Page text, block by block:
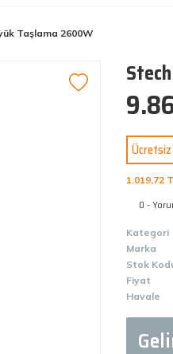
Taşlama 2600W
1.019,72
0 -
Kategori
Marka
Stok
Fiyat
Havale